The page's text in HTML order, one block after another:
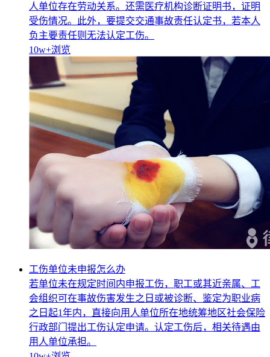
人单位存在劳动关系。还需医疗机构诊断证明书，证明
受伤情况。此外，要提交交通事故责任认定书，若本人
负主要责任则无法认定工伤。
10w+浏览
工伤单位未申报怎么办
若单位未在规定时间内申报工伤，职工或其近亲属、工
会组织可在事故伤害发生之日或被诊断、鉴定为职业病
之日起1年内，直接向用人单位所在地统筹地区社会保险
行政部门提出工伤认定申请。认定工伤后，相关待遇由
用人单位承担。